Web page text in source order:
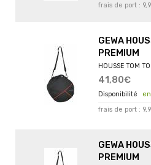
frais de port :
GEWA
PREMIUM
HOUSSE TOM
41,80€
frais de port :
GEWA
PREMIUM